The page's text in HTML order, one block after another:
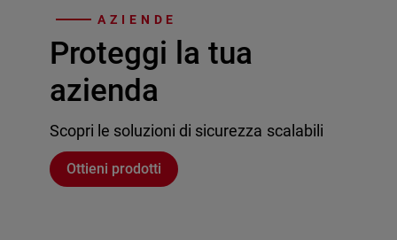
AZIENDE
Proteggi la tua
azienda
Scopri le soluzioni di sicurezza scalabili
Ottieni prodotti